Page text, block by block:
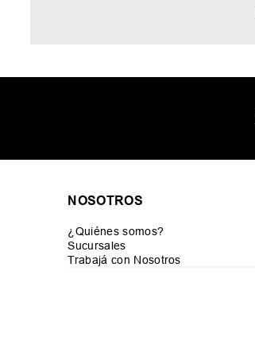
NOSOTROS
¿Quiénes somos?
Sucursales
Trabajá con Nosotros